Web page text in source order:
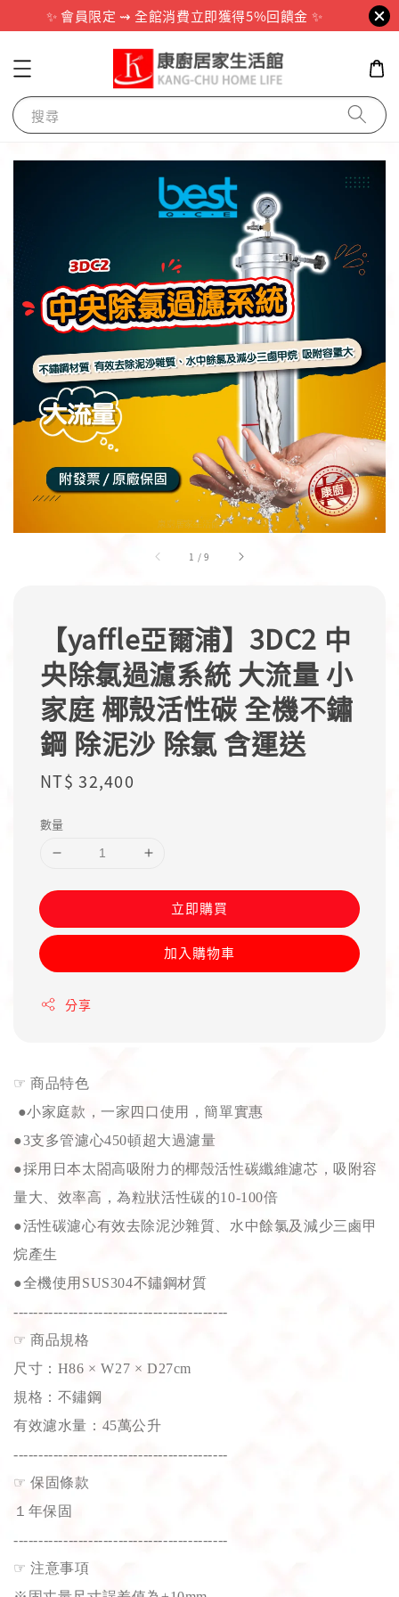
✨ 會員限定 ⇝ 全館消費立即獲得5%回饋金 ✨
搜尋
1 /9
【yaffle亞爾浦】3DC2 中
央除氯過濾系統 大流量 小
家庭 椰殼活性碳 全機不鏽
鋼 除泥沙 除氯 含運送
Regular
NT$ 32,400
數量
立即購買
加入購物車
分享
☞ 商品特色
●小家庭款，一家四口使用，簡單實惠
●3支多管濾心450頓超大過濾量
●採用日本太閤高吸附力的椰殼活性碳纖維濾芯，吸附容
量大、效率高，為粒狀活性碳的10-100倍
●活性碳濾心有效去除泥沙雜質、水中餘氯及減少三鹵甲
烷產生
●全機使用SUS304不鏽鋼材質
-------------------------------------------
☞ 商品規格
尺寸：H86 × W27 × D27cm
規格：不鏽鋼
有效濾水量：45萬公升
-------------------------------------------
☞ 保固條款
１年保固
-------------------------------------------
☞ 注意事項